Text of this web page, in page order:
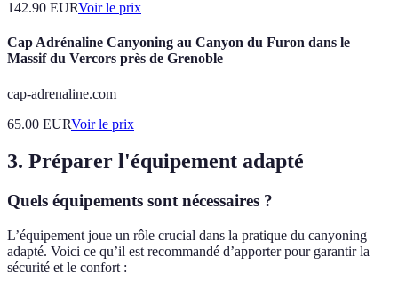
142.90 EURVoir le prix
Cap Adrénaline Canyoning au Canyon du Furon dans le
Massif du Vercors près de Grenoble
cap-adrenaline.com
65.00 EURVoir le prix
3. Préparer l'équipement adapté
Quels équipements sont nécessaires ?
L’équipement joue un rôle crucial dans la pratique du canyoning
adapté. Voici ce qu’il est recommandé d’apporter pour garantir la
sécurité et le confort :